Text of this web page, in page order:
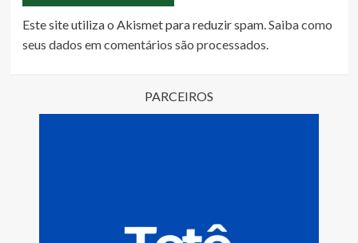
Este site utiliza o Akismet para reduzir spam.Saiba como
seus dados em comentários são processados.
PARCEIROS